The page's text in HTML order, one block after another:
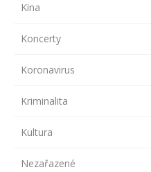
Kina
Koncerty
Koronavirus
Kriminalita
Kultura
Nezařazené